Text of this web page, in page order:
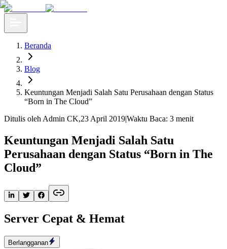
Beranda
Blog
​Keuntungan Menjadi Salah Satu Perusahaan dengan Status
“Born in The Cloud”
Ditulis oleh Admin CK,23 April 2019|Waktu Baca: 3 menit
​Keuntungan Menjadi Salah Satu
Perusahaan dengan Status “Born in The
Cloud”
Server Cepat & Hemat
Berlangganan